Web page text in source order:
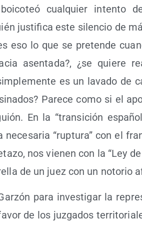
cual­quier inten­to
jus­ti­fi­ca este silen­cio de
eso lo que se pre­ten­de
asen­ta­da?, ¿se quie­re
es un lava­do de
Pare­ce como si el
En la “tran­si­ción
nece­sa­ria “rup­tu­ra” con el
nos vie­nen con la “Ley
de un juez con un noto­rio
para inves­ti­gar la
de los juz­ga­dos